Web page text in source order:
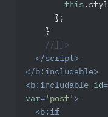
this
//]]>
</script>
</ b:includable>
<b:includable id =
var= 'post' >
<b:if